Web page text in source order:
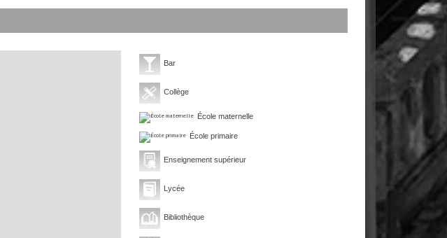
Bar
Collège
École maternelle
École primaire
Enseignement supérieur
Lycée
Bibliothèque